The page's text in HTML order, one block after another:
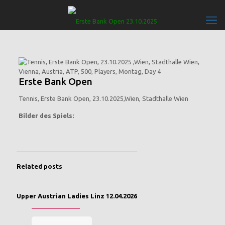
Erste Bank Open
Tennis, Erste Bank Open, 23.10.2025,Wien, Stadthalle Wien
Bilder des Spiels:
Related posts
Upper Austrian Ladies Linz 12.04.2026